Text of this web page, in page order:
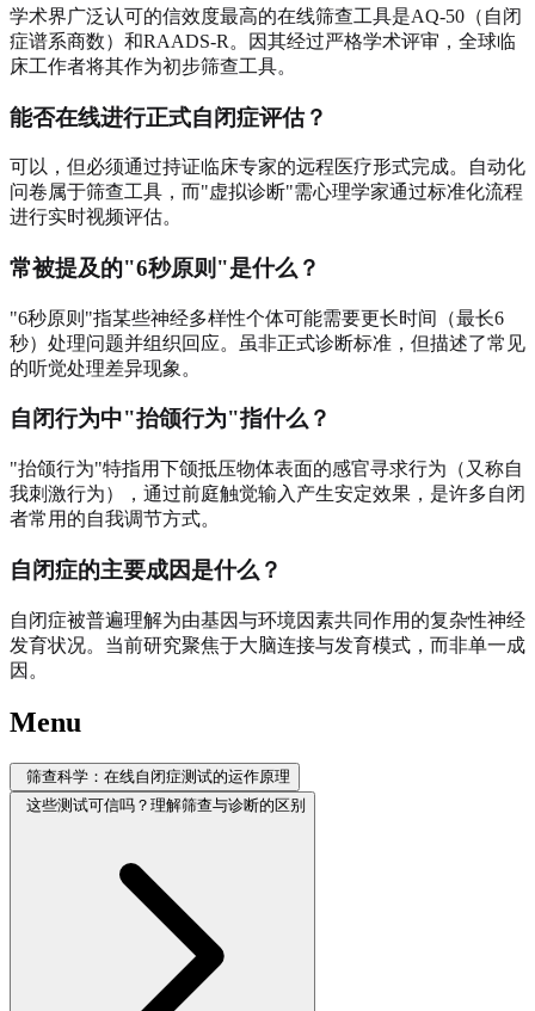
学术界广泛认可的信效度最高的在线筛查工具是AQ-50（自闭
症谱系商数）和RAADS-R。因其经过严格学术评审，全球临
床工作者将其作为初步筛查工具。
能否在线进行正式自闭症评估？
可以，但必须通过持证临床专家的远程医疗形式完成。自动化
问卷属于筛查工具，而"虚拟诊断"需心理学家通过标准化流程
进行实时视频评估。
常被提及的"6秒原则"是什么？
"6秒原则"指某些神经多样性个体可能需要更长时间（最长6
秒）处理问题并组织回应。虽非正式诊断标准，但描述了常见
的听觉处理差异现象。
自闭行为中"抬颌行为"指什么？
"抬颌行为"特指用下颌抵压物体表面的感官寻求行为（又称自
我刺激行为），通过前庭触觉输入产生安定效果，是许多自闭
者常用的自我调节方式。
自闭症的主要成因是什么？
自闭症被普遍理解为由基因与环境因素共同作用的复杂性神经
发育状况。当前研究聚焦于大脑连接与发育模式，而非单一成
因。
Menu
筛查科学：在线自闭症测试的运作原理
这些测试可信吗？理解筛查与诊断的区别